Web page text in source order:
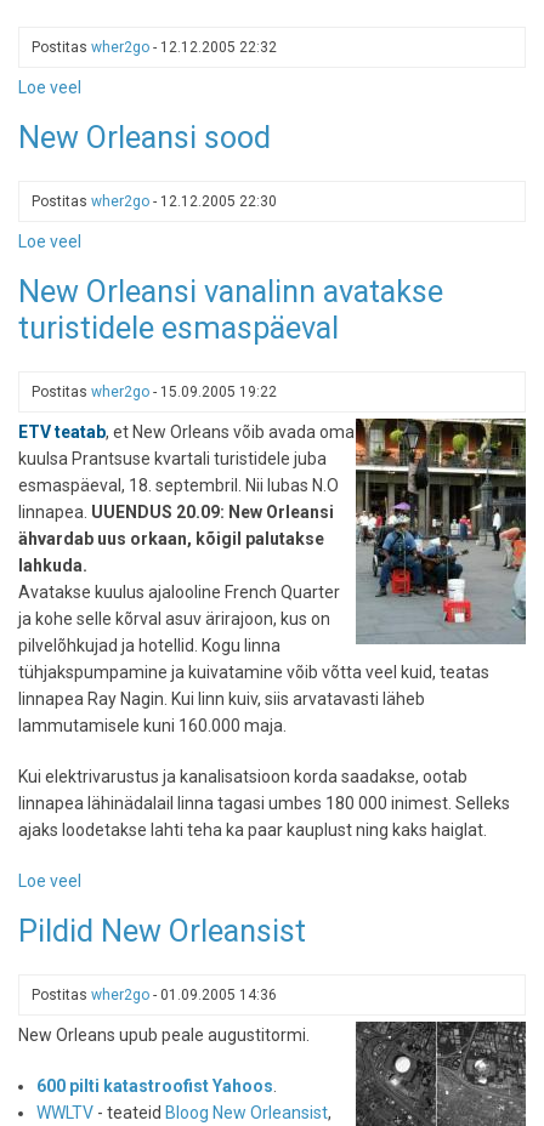
aasta
Postitas wher2go - 12.12.2005 22:32
Loe veel
bänd
Zoos,
New Orleansi sood
Postitas wher2go - 12.12.2005 22:30
Loe veel
Orleansi
sood
New Orleansi vanalinn avatakse
turistidele esmaspäeval
Postitas wher2go - 15.09.2005 19:22
ETV teatab, et New Orleans võib avada oma
kuulsa Prantsuse kvartali turistidele juba
esmaspäeval, 18. septembril. Nii lubas N.O
linnapea. UUENDUS 20.09: New Orleansi
ähvardab uus orkaan, kõigil palutakse
lahkuda.
Avatakse kuulus ajalooline French Quarter
ja kohe selle kõrval asuv ärirajoon, kus on
pilvelõhkujad ja hotellid. Kogu linna
tühjakspumpamine ja kuivatamine võib võtta veel kuid, teatas
linnapea Ray Nagin. Kui linn kuiv, siis arvatavasti läheb
lammutamisele kuni 160.000 maja.
Kui elektrivarustus ja kanalisatsioon korda saadakse, ootab
linnapea lähinädalail linna tagasi umbes 180 000 inimest. Selleks
ajaks loodetakse lahti teha ka paar kauplust ning kaks haiglat.
Loe veel
Orleansi
avatakse
esmaspäeval
Pildid New Orleansist
Postitas wher2go - 01.09.2005 14:36
New Orleans upub peale augustitormi.
600 pilti katastroofist Yahoos
WWLTV - teateid Bloog New Orleansist,